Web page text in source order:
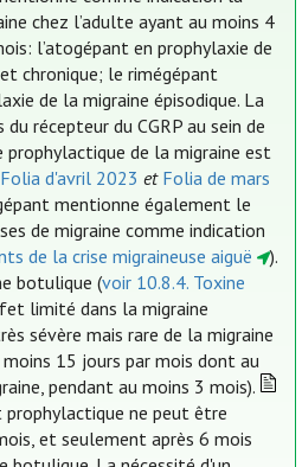
chez l’adulte ayant au moins 4
l’atogépant en prophylaxie de
chronique; le rimégépant
de la migraine épisodique. La
récepteur du CGRP au sein de
de la migraine est
d'avril 2023 et Folia de mars
mentionne également le
de migraine comme indication
de la crise migraineuse aiguë
).
botulique (voir 10.8.4. Toxine
limité dans la migraine
sévère mais rare de la migraine
15 jours par mois dont au
pendant au moins 3 mois).
ne peut être
et seulement après 6 mois